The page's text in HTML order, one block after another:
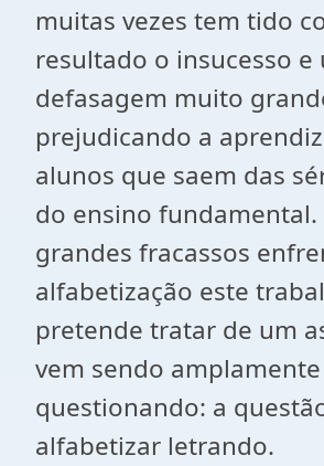
muitas vezes tem tido
resultado o insucesso e
defasagem muito
prejudicando a
alunos que saem das
do ensino fundamental.
grandes fracassos
alfabetização este
pretende tratar de um
vem sendo amplamente
questionando: a
alfabetizar letrando.